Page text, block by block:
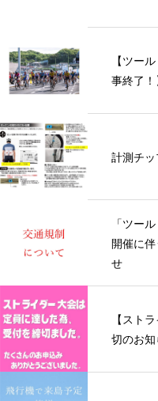
【ツー
事終了！
計測チッ
「ツー
開催に
せ
【スト
切のお知